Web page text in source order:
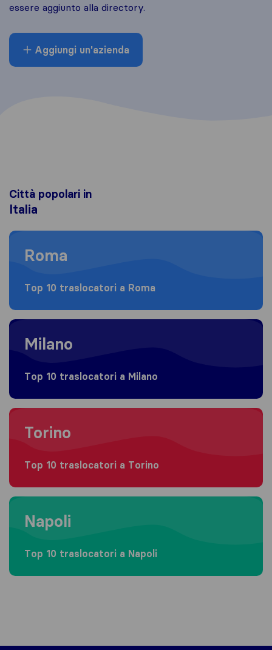
essere aggiunto alla directory.
Aggiungi un'azienda
Città popolari in
Italia
Moving to Roma
Roma
Top 10 traslocatori a Roma
Moving to Milano
Milano
Top 10 traslocatori a Milano
Moving to Torino
Torino
Top 10 traslocatori a Torino
Moving to Napoli
Napoli
Top 10 traslocatori a Napoli